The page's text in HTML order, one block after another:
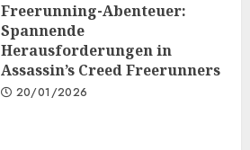
Freerunning-Abenteuer:
Spannende
Herausforderungen in
Assassin’s Creed Freerunners
20/01/2026